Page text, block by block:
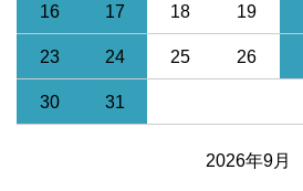
16 17 18 19
23 24 25 26
30 31
2026年9月